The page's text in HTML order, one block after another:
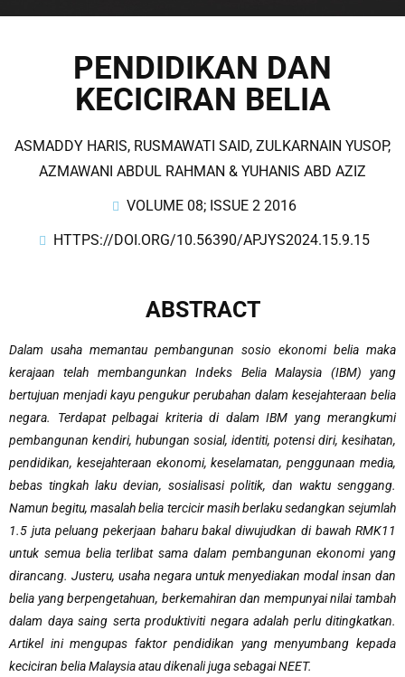
PENDIDIKAN DAN
KECICIRAN BELIA
ASMADDY HARIS, RUSMAWATI SAID, ZULKARNAIN YUSOP,
AZMAWANI ABDUL RAHMAN & YUHANIS ABD AZIZ
VOLUME 08; ISSUE 2 2016
HTTPS://DOI.ORG/10.56390/APJYS2024.15.9.15
ABSTRACT
Dalam usaha memantau pembangunan sosio ekonomi belia maka
kerajaan telah membangunkan Indeks Belia Malaysia (IBM) yang
bertujuan menjadi kayu pengukur perubahan dalam kesejahteraan belia
negara. Terdapat pelbagai kriteria di dalam IBM yang merangkumi
pembangunan kendiri, hubungan sosial, identiti, potensi diri, kesihatan,
pendidikan, kesejahteraan ekonomi, keselamatan, penggunaan media,
bebas tingkah laku devian, sosialisasi politik, dan waktu senggang.
Namun begitu, masalah belia tercicir masih berlaku sedangkan sejumlah
1.5 juta peluang pekerjaan baharu bakal diwujudkan di bawah RMK11
untuk semua belia terlibat sama dalam pembangunan ekonomi yang
dirancang. Justeru, usaha negara untuk menyediakan modal insan dan
belia yang berpengetahuan, berkemahiran dan mempunyai nilai tambah
dalam daya saing serta produktiviti negara adalah perlu ditingkatkan.
Artikel ini mengupas faktor pendidikan yang menyumbang kepada
keciciran belia Malaysia atau dikenali juga sebagai NEET.